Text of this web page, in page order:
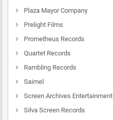
Plaza Mayor Company
Prelight Films
Prometheus Records
Quartet Records
Rambling Records
Saimel
Screen Archives Entertainment
Silva Screen Records